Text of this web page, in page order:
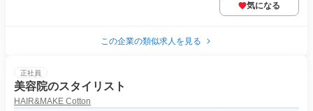
気になる
この企業の類似求人を見る
正社員
美容院のスタイリスト
HAIR&MAKE Cotton